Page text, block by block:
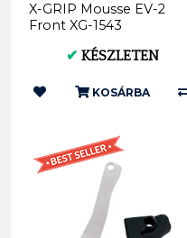
X-GRIP Mousse EV-2
Front XG-1543
✔ KÉSZLETEN
KOSÁRBA